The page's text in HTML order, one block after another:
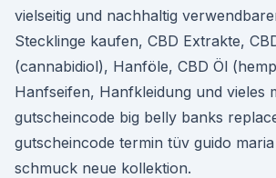
vielseitig und nachhaltig
Stecklinge kaufen, CBD Extrakte,
(cannabidiol), Hanföle, CBD Öl
Hanfseifen, Hanfkleidung und vieles
gutscheincode big belly banks
gutscheincode termin tüv guido
schmuck neue kollektion.